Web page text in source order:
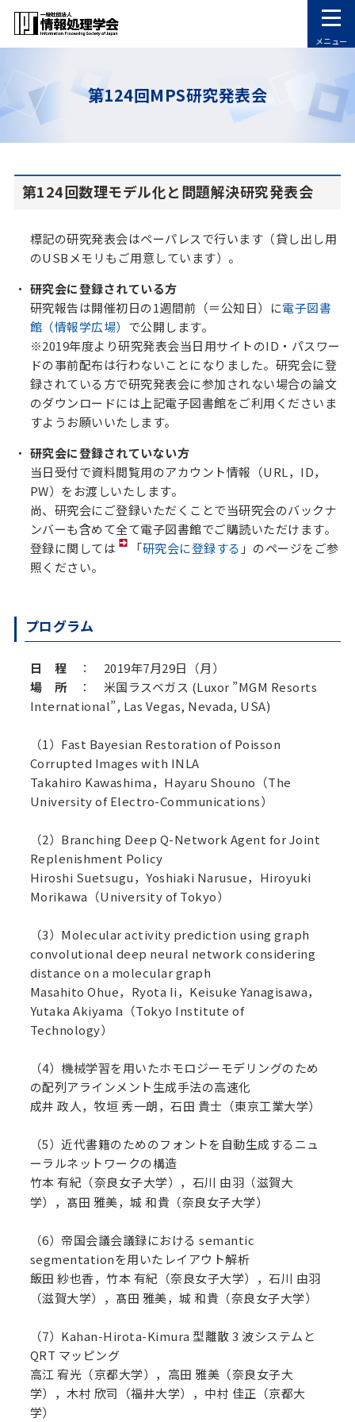
メニュー
第124回MPS研究発表会
第124回数理モデル化と問題解決研究発表会
標記の研究発表会はペーパレスで行います（貸し出し用
のUSBメモリもご用意しています）。
研究会に登録されている方
研究報告は開催初日の1週間前（＝公知日）に電子図書
館（情報学広場） で公開します。
※2019年度より研究発表会当日用サイトのID・パスワー
ドの事前配布は行わないことになりました。研究会に登
録されている方で研究発表会に参加されない場合の論文
のダウンロードには上記電子図書館をご利用くださいま
すようお願いいたします。
研究会に登録されていない方
当日受付で資料閲覧用のアカウント情報（URL，ID，
PW）をお渡しいたします。
尚、研究会にご登録いただくことで当研究会のバックナ
ンバーも含めて全て電子図書館でご購読いただけます。
登録に関しては
「研究会に登録する 」のページをご参
照ください。
プログラム
日 程 ： 2019年7月29日（月）
場 所： 米国ラスベガス (Luxor ”MGM Resorts
International”, Las Vegas, Nevada, USA)
（1）Fast Bayesian Restoration of Poisson
Corrupted Images with INLA
Takahiro Kawashima，Hayaru Shouno（The
University of Electro-Communications）
（2）Branching Deep Q-Network Agent for Joint
Replenishment Policy
Hiroshi Suetsugu，Yoshiaki Narusue，Hiroyuki
Morikawa（University of Tokyo）
（3）Molecular activity prediction using graph
convolutional deep neural network considering
distance on a molecular graph
Masahito Ohue，Ryota Ii，Keisuke Yanagisawa，
Yutaka Akiyama（Tokyo Institute of
Technology）
（4）機械学習を用いたホモロジーモデリングのため
の配列アラインメント生成手法の高速化
成井 政人，牧垣 秀一朗，石田 貴士（東京工業大学）
（5）近代書籍のためのフォントを自動生成するニュ
ーラルネットワークの構造
竹本 有紀（奈良女子大学），石川 由羽（滋賀大
学）， 髙田 雅美，城 和貴（奈良女子大学）
（6）帝国会議会議録における semantic
segmentationを用いたレイアウト解析
飯田 紗也香，竹本 有紀（奈良女子大学），石川 由羽
（滋賀大学）， 髙田 雅美，城 和貴（奈良女子大学）
（7）Kahan-Hirota-Kimura 型離散 3 波システムと
QRT マッピング
高江 宥光（京都大学），高田 雅美（奈良女子大
学），木村 欣司（福井大学），中村 佳正（京都大
学）